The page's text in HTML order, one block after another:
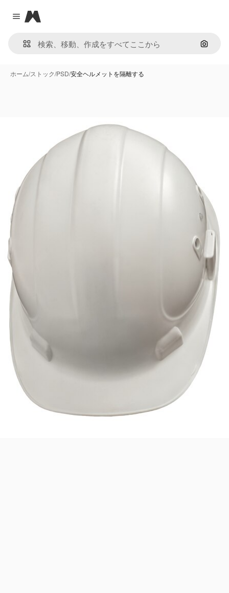
Close menu
Magnific
画像で
ホーム/ストック/PSD/安全ヘルメットを隔離する